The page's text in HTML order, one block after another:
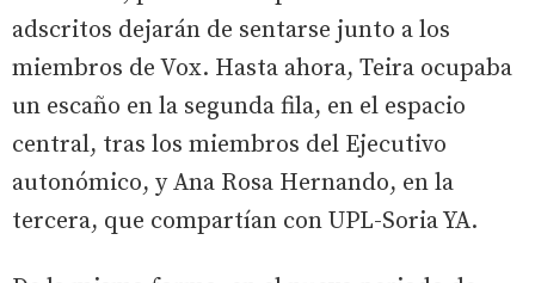
adscritos dejarán de sentarse junto a los
miembros de Vox. Hasta ahora, Teira ocupaba
un escaño en la segunda fila, en el espacio
central, tras los miembros del Ejecutivo
autonómico, y Ana Rosa Hernando, en la
tercera, que compartían con UPL-Soria YA.